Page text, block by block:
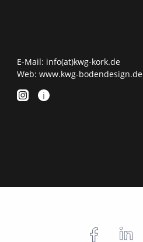
E-Mail: info(at)kwg-kork.de
Web: www.kwg-bodendesign.de